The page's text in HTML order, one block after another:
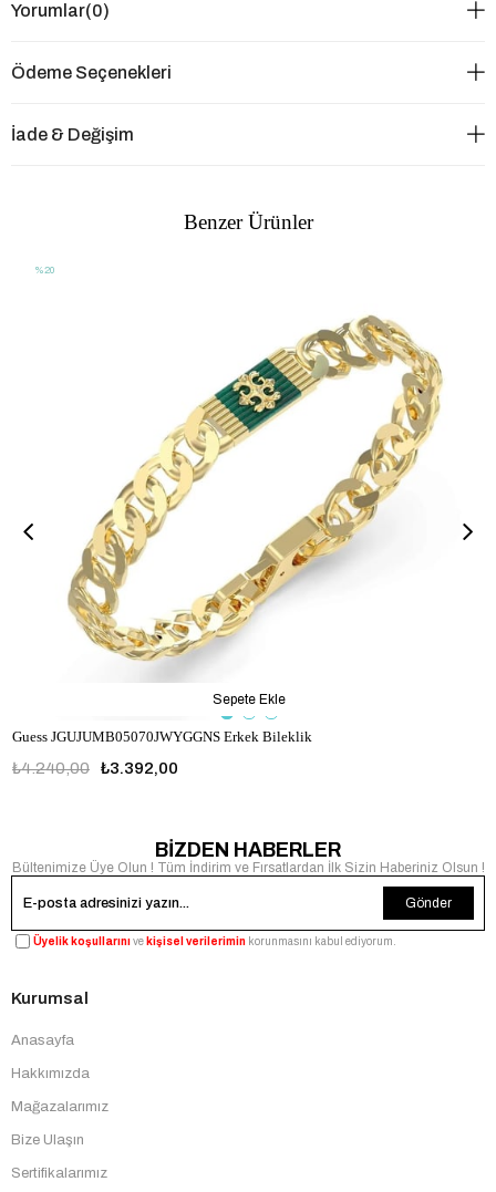
Yorumlar(0)
Ödeme Seçenekleri
İade & Değişim
Benzer Ürünler
Guess JGUJUMB05070JWYGGNS Erkek Bileklik
₺3.392,00
₺4.240,00
Sepete Ekle
%20
BİZDEN HABERLER
Bültenimize Üye Olun ! Tüm İndirim ve Fırsatlardan İlk Sizin Haberiniz Olsun !
Gönder
Üyelik koşullarınıve kişisel verilerimin korunmasını kabul ediyorum.
Kurumsal
Anasayfa
Hakkımızda
Mağazalarımız
Bize Ulaşın
Sertifikalarımız